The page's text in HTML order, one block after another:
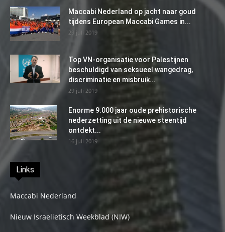
Maccabi Nederland op jacht naar goud
tijdens European Maccabi Games in...
29 juli 2019
Top VN-organisatie voor Palestijnen
beschuldigd van seksueel wangedrag,
discriminatie en misbruik...
29 juli 2019
Enorme 9.000 jaar oude prehistorische
nederzetting uit de nieuwe steentijd
ontdekt...
16 juli 2019
Links
Maccabi Nederland
Nieuw Israelietisch Weekblad (NIW)